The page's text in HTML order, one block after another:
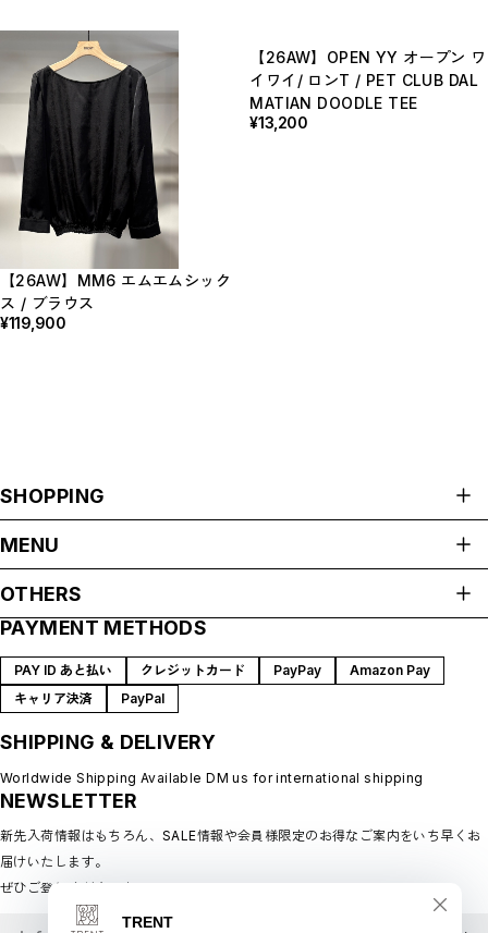
【26AW】MM6 エムエムシック
ス / ブラウス
¥119,900
【26AW】OPEN YY オープン ワ
イワイ/ ロンT / PET CLUB DAL
MATIAN DOODLE TEE
¥13,200
SHOPPING
MENU
SHOP GUIDE
BLOG
MEMBERSHIP
LOGIN
OTHERS
プライバシーポリシー
特定商取引法に基づく表記
会員規約
PAYMENT METHODS
PAY ID あと払い クレジットカード PayPay
Amazon Pay
キャリア決済
PayPal
SHIPPING & DELIVERY
Worldwide Shipping Available DM us for international shipping
NEWSLETTER
新先入荷情報はもちろん、SALE情報や会員様限定のお得なご案内をいち早くお
届けいたします。
ぜひご登録ください♪